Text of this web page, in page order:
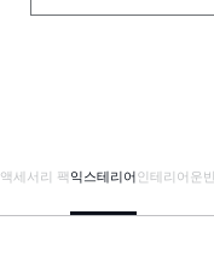
액세서리 팩익스테리어인테리어운